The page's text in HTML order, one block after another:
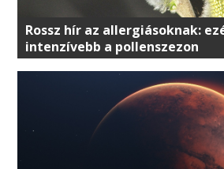
Rossz hír az allergiásoknak:
intenzívebb a pollenszezon